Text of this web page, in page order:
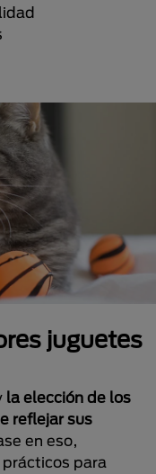
juguetes
la elección de los
reflejar sus
en eso,
para